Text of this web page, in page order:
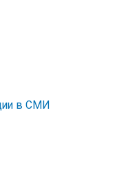
в СМИ